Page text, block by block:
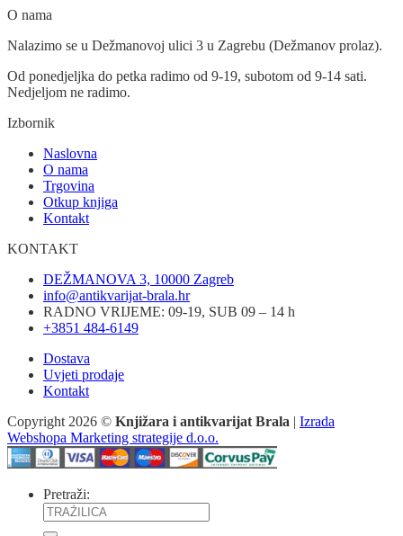
O nama
Nalazimo se u Dežmanovoj ulici 3 u Zagrebu (Dežmanov prolaz).
Od ponedjeljka do petka radimo od 9-19, subotom od 9-14 sati.
Nedjeljom ne radimo.
Izbornik
Naslovna
O nama
Trgovina
Otkup knjiga
Kontakt
KONTAKT
DEŽMANOVA 3, 10000 Zagreb
info@antikvarijat-brala.hr
RADNO VRIJEME: 09-19, SUB 09 – 14 h
+3851 484-6149
Dostava
Uvjeti prodaje
Kontakt
Copyright 2026 © Knjižara i antikvarijat Brala | Izrada
Webshopa Marketing strategije d.o.o.
Pretraži: